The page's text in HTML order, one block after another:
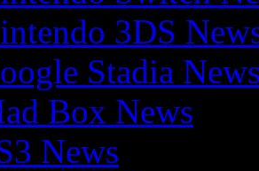
3DS
Stadia
Box News
News